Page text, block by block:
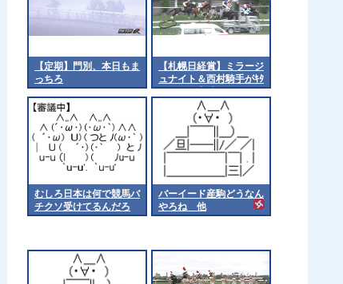
【定期】門別、本日もま
っちろ
【札幌日経賞】ミラージ
ュナイト＆西村騎手がｷﾀ
━━━━(ﾟ∀ﾟ)━━━━!!
むしろ日本は何で競馬バ
チクソ受けてるんだろ
バーイード産駒どうなん
やろね 他